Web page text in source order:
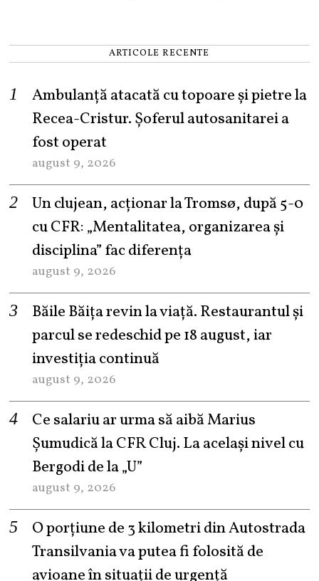
ARTICOLE RECENTE
Ambulanță atacată cu topoare și pietre la
Recea-Cristur. Șoferul autosanitarei a
fost operat
august 9, 2026
Un clujean, acționar la Tromsø, după 5-0
cu CFR: „Mentalitatea, organizarea și
disciplina” fac diferența
august 9, 2026
Băile Băița revin la viață. Restaurantul și
parcul se redeschid pe 18 august, iar
investiția continuă
august 9, 2026
Ce salariu ar urma să aibă Marius
Șumudică la CFR Cluj. La același nivel cu
Bergodi de la „U”
august 9, 2026
O porțiune de 3 kilometri din Autostrada
Transilvania va putea fi folosită de
avioane în situații de urgență